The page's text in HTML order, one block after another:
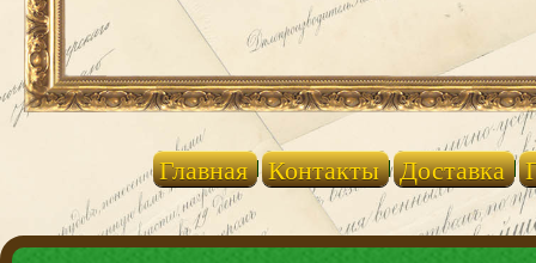
Главная Контакты Доставка